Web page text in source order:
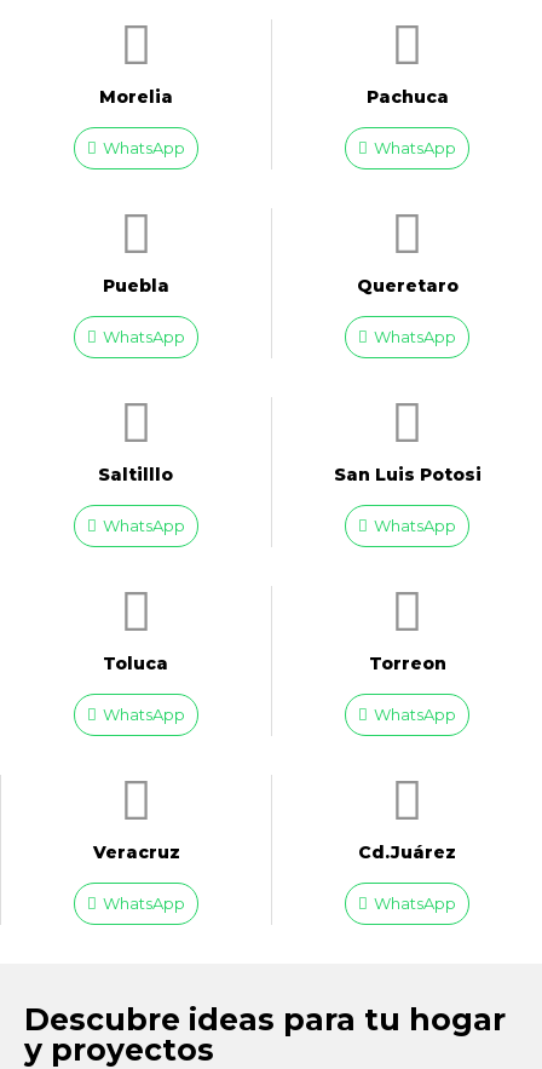
Morelia
WhatsApp
Pachuca
WhatsApp
Puebla
WhatsApp
Queretaro
WhatsApp
Saltilllo
WhatsApp
San Luis Potosi
WhatsApp
Toluca
WhatsApp
Torreon
WhatsApp
Veracruz
WhatsApp
Cd.Juárez
WhatsApp
Descubre ideas para tu hogar
y proyectos